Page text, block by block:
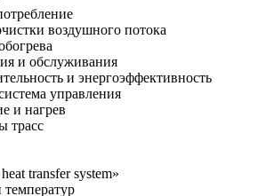
воздушного потока
и обслуживания
и энергоэффективность
управления
и нагрев
трасс
transfer system»